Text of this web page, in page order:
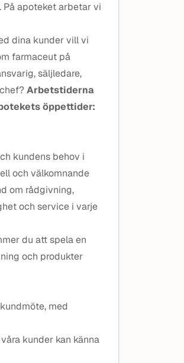
På apoteket arbetar vi
dina kunder vill vi
farmaceut på
säljledare,
Arbetstiderna
öppettider:
kundens behov i
och välkomnande
om rådgivning,
och service i varje
du att spela en
och produkter
med
kunder kan känna